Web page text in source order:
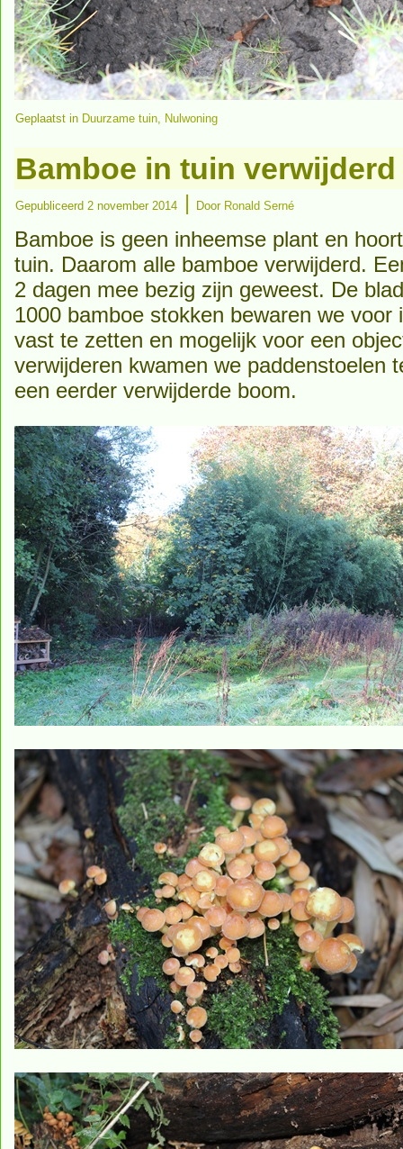
Geplaatst in Duurzame tuin, Nulwoning
Bamboe in tuin verwijderd
Gepubliceerd 2 november 2014 | Door Ronald Serné
Bamboe is geen inheemse plant en
tuin. Daarom alle bamboe verwijderd.
2 dagen mee bezig zijn geweest. De
1000 bamboe stokken bewaren we
vast te zetten en mogelijk voor een
verwijderen kwamen we paddenstoelen
een eerder verwijderde boom.